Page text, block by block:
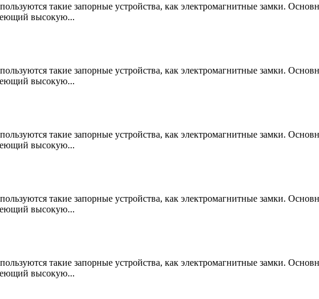
такие запорные устройства, как электромагнитные замки.
высокую...
такие запорные устройства, как электромагнитные замки.
высокую...
такие запорные устройства, как электромагнитные замки.
высокую...
такие запорные устройства, как электромагнитные замки.
высокую...
такие запорные устройства, как электромагнитные замки.
высокую...